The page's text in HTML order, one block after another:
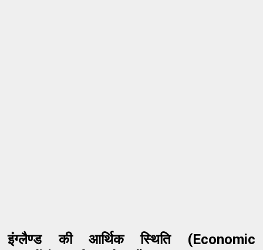
इंग्लैण्ड की आर्थिक स्थिति (Economic